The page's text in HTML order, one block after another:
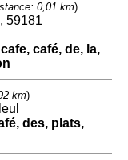
0,01 km)
59181
café, de, la,
km)
des, plats,